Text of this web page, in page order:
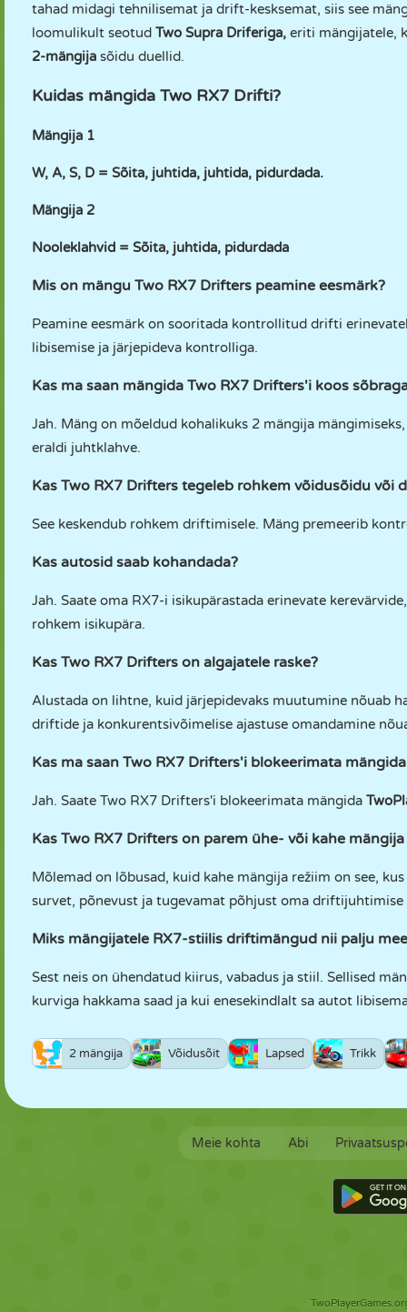
tahad midagi tehnilisemat ja drift-kesksemat, siis see
loomulikult seotud Two Supra Driferiga, eriti mängijatele,
2-mängija sõidu duellid.
Kuidas mängida Two RX7 Drifti?
Mängija 1
W, A, S, D = Sõita, juhtida, juhtida, pidurdada.
Mängija 2
Nooleklahvid = Sõita, juhtida, pidurdada
Mis on mängu Two RX7 Drifters peamine eesmärk?
Peamine eesmärk on sooritada kontrollitud drifti
libisemise ja järjepideva kontrolliga.
Kas ma saan mängida Two RX7 Drifters'i koos
Jah. Mäng on mõeldud kohalikuks 2 mängija
eraldi juhtklahve.
Kas Two RX7 Drifters tegeleb rohkem võidusõidu või
See keskendub rohkem driftimisele. Mäng premeerib
Kas autosid saab kohandada?
Jah. Saate oma RX7-i isikupärastada erinevate
rohkem isikupära.
Kas Two RX7 Drifters on algajatele raske?
Alustada on lihtne, kuid järjepidevaks muutumine nõuab
driftide ja konkurentsivõimelise ajastuse omandamine
Kas ma saan Two RX7 Drifters'i blokeerimata
Jah. Saate Two RX7 Drifters'i blokeerimata mängida
Kas Two RX7 Drifters on parem ühe- või kahe
Mõlemad on lõbusad, kuid kahe mängija režiim on see,
survet, põnevust ja tugevamat põhjust oma driftijuhtimise
Miks mängijatele RX7-stiilis driftimängud nii palju
Sest neis on ühendatud kiirus, vabadus ja stiil. Sellised
kurviga hakkama saad ja kui enesekindlalt sa autot
2 mängija Võidusõit Lapsed Trikk
Meie kohta Abi